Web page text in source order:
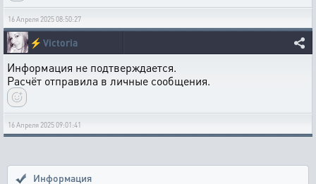
16 Апреля 2025 08:50:27
⚡ Victoria
Информация не подтверждается.
Расчёт отправила в личные сообщения.
16 Апреля 2025 09:01:41
Информация